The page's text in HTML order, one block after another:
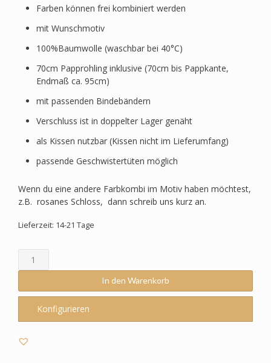
Farben können frei kombiniert werden
mit Wunschmotiv
100%Baumwolle (waschbar bei 40°C)
70cm Papprohling inklusive (70cm bis Pappkante,
Endmaß ca. 95cm)
mit passenden Bindebändern
Verschluss ist in doppelter Lager genäht
als Kissen nutzbar (Kissen nicht im Lieferumfang)
passende Geschwistertüten möglich
Wenn du eine andere Farbkombi im Motiv haben möchtest,
z.B. rosanes Schloss, dann schreib uns kurz an.
Lieferzeit: 14-21 Tage
Schultüte
passend
StepbyStep-
Dreamy
Pegasus
Einhorn
In den Warenkorb
Konfigurieren